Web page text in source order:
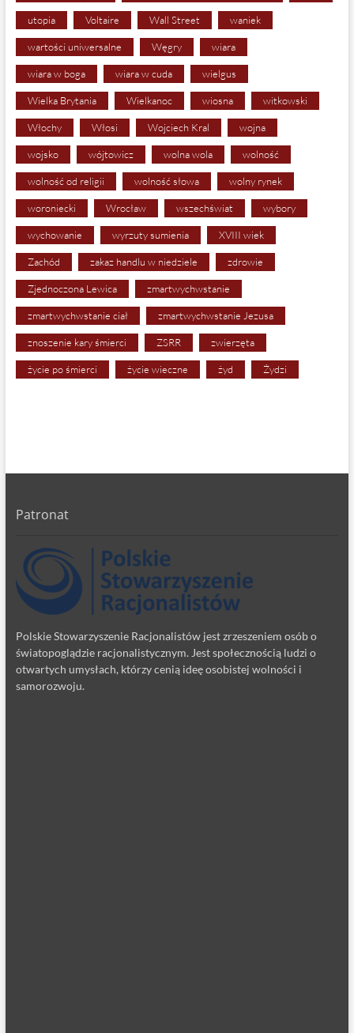
utopia Voltaire Wall Street waniek
wartości uniwersalne Węgry wiara
wiara w boga wiara w cuda wielgus
Wielka Brytania Wielkanoc wiosna witkowski
Włochy Włosi Wojciech Kral wojna
wojsko wójtowicz wolna wola wolność
wolność od religii wolność słowa wolny rynek
woroniecki Wrocław wszechświat wybory
wychowanie wyrzuty sumienia XVIII wiek
Zachód zakaz handlu w niedziele zdrowie
Zjednoczona Lewica zmartwychwstanie
zmartwychwstanie ciał zmartwychwstanie Jezusa
znoszenie kary śmierci ZSRR zwierzęta
życie po śmierci życie wieczne żyd Żydzi
Patronat
Polskie Stowarzyszenie Racjonalistów jest zrzeszeniem osób o
światopoglądzie racjonalistycznym. Jest społecznością ludzi o
otwartych umysłach, którzy cenią ideę osobistej wolności i
samorozwoju.